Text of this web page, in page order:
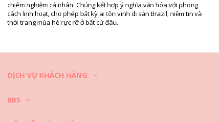
Dùng mảnh vải ẩm, mềm và sạch để lau lại trang sức sau mỗi lần đeo.
Bảo quản trang sức trong hộp có nhiều ngăn riêng biệt, tốt nhất nên
sử dụng hộp có lót vải.
chiêm nghiệm cá nhân. Chúng kết hợp ý nghĩa văn hóa với phong
cách linh hoạt, cho phép bất kỳ ai tôn vinh di sản Brazil, niềm tin và
thời trang mùa hè rực rỡ ở bất cứ đâu.
DỊCH VỤ KHÁCH HÀNG
BBS